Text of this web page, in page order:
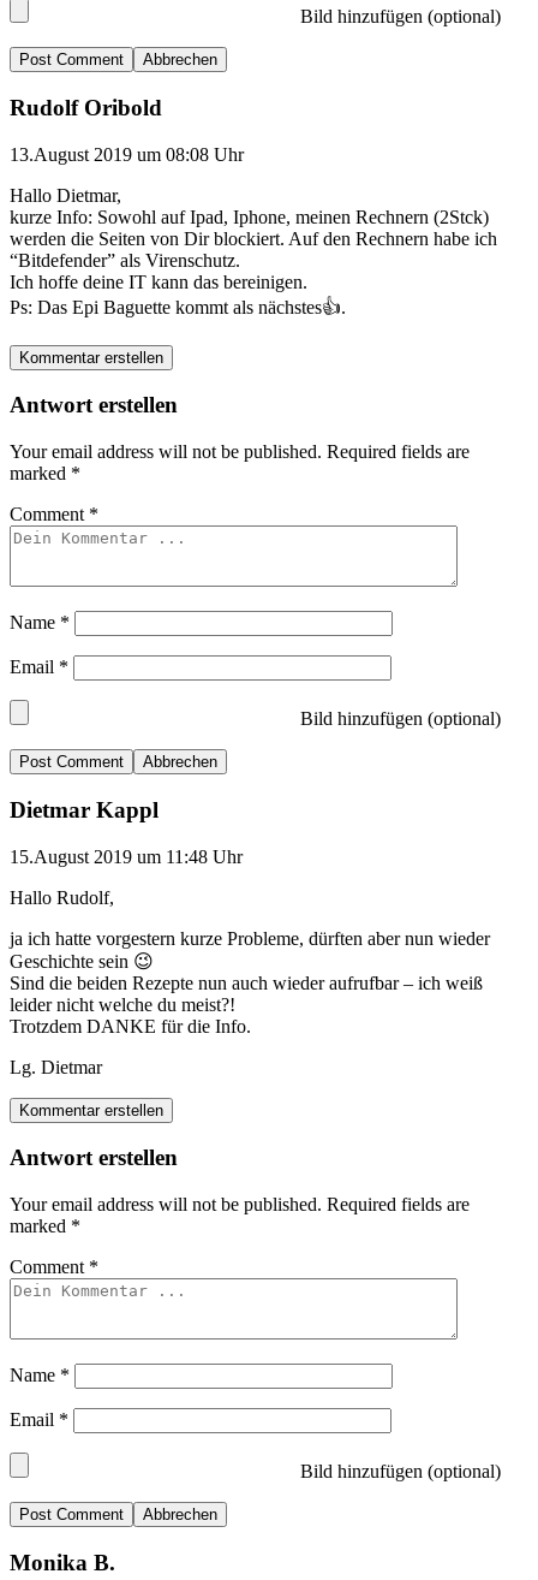
Bild hinzufügen (optional)
Abbrechen
Rudolf Oribold
13.August 2019 um 08:08 Uhr
Hallo Dietmar,
kurze Info: Sowohl auf Ipad, Iphone, meinen Rechnern (2Stck)
werden die Seiten von Dir blockiert. Auf den Rechnern habe ich
“Bitdefender” als Virenschutz.
Ich hoffe deine IT kann das bereinigen.
Ps: Das Epi Baguette kommt als nächstes👍.
Kommentar erstellen
Antwort erstellen
Your email address will not be published. Required fields are
marked *
Comment *
Name *
Email *
Bild hinzufügen (optional)
Abbrechen
Dietmar Kappl
15.August 2019 um 11:48 Uhr
Hallo Rudolf,
ja ich hatte vorgestern kurze Probleme, dürften aber nun wieder
Geschichte sein 😉
Sind die beiden Rezepte nun auch wieder aufrufbar – ich weiß
leider nicht welche du meist?!
Trotzdem DANKE für die Info.
Lg. Dietmar
Kommentar erstellen
Antwort erstellen
Your email address will not be published. Required fields are
marked *
Comment *
Name *
Email *
Bild hinzufügen (optional)
Abbrechen
Monika B.